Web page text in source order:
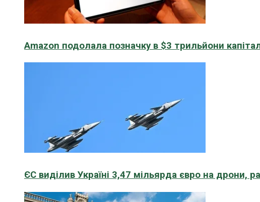
Amazon подолала позначку в $3 трильйони
ЄС виділив Україні 3,47 мільярда євро на дрони,